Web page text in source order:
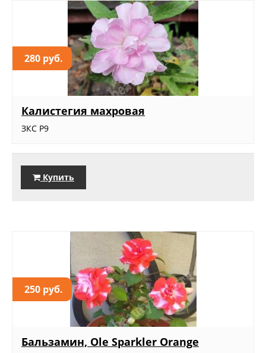
280 руб.
Калистегия махровая
ЗКС Р9
Купить
250 руб.
Бальзамин, Ole Sparkler Orange